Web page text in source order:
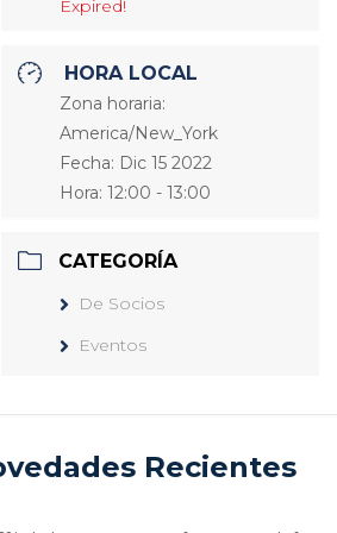
Expired!
HORA LOCAL
Zona horaria:
America/New_York
Fecha: Dic 15 2022
Hora:12:00 - 13:00
CATEGORÍA
De Socios
Eventos
Recientes